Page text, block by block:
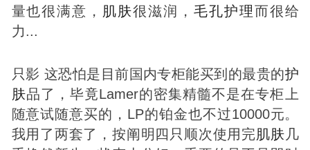
量也很满意， 肌肤很滋润， 毛孔护理而很给
力...
只影 这恐怕是目前国内专柜能买到的最贵的护
肤品了，毕竟Lamer的密集精髓不是在专柜上
随意试随意买的，LP的铂金也不过10000元。
我用了两套了，按阐明四只顺次使用完肌肤 几